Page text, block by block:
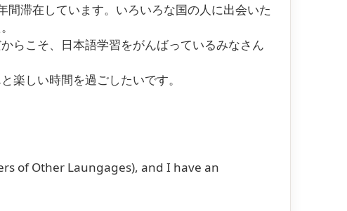
滞在しています。いろいろな国の人に出会いた
らこそ、日本語学習をがんばっているみなさん
しい時間を過ごしたいです。
of Other Laungages), and I have an